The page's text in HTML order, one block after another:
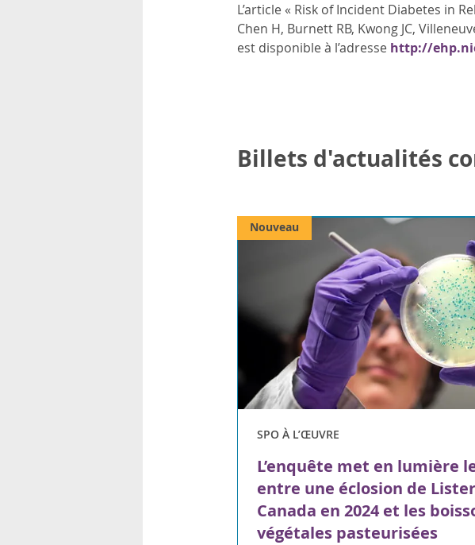
L’article « Risk of Incident Diabetes in
Chen H, Burnett RB, Kwong JC,
est disponible à l’adresse http://
Billets d'actualités
SPO À L’ŒUVRE
L’enquête met en lumière
entre une éclosion de
Canada en 2024 et les
végétales pasteurisées
Nouveau